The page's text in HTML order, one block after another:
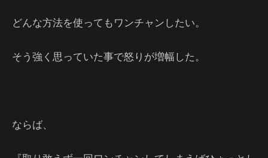
どんな方法を使ってもワンチャンしたい。
そう強く思っていた事で怒りが増幅した。
ならば、